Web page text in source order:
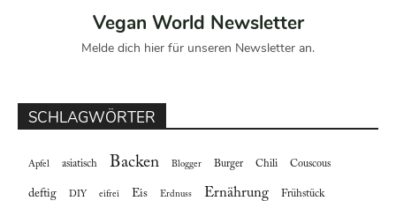
Vegan World Newsletter
Melde dich hier für unseren Newsletter an.
SCHLAGWÖRTER
Apfel asiatisch Backen Blogger Burger Chili Couscous
deftig DIY eifrei Eis Erdnuss Ernährung Frühstück